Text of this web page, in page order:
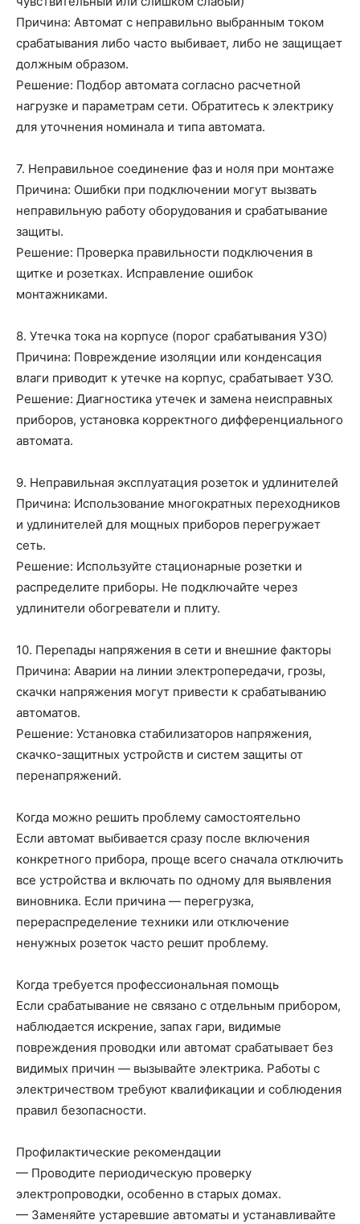
Причина: Автомат с неправильно выбранным током
срабатывания либо часто выбивает, либо не защищает
должным образом.
Решение: Подбор автомата согласно расчетной
нагрузке и параметрам сети. Обратитесь к электрику
для уточнения номинала и типа автомата.
7. Неправильное соединение фаз и ноля при монтаже
Причина: Ошибки при подключении могут вызвать
неправильную работу оборудования и срабатывание
защиты.
Решение: Проверка правильности подключения в
щитке и розетках. Исправление ошибок
монтажниками.
8. Утечка тока на корпусе (порог срабатывания УЗО)
Причина: Повреждение изоляции или конденсация
влаги приводит к утечке на корпус, срабатывает УЗО.
Решение: Диагностика утечек и замена неисправных
приборов, установка корректного дифференциального
автомата.
9. Неправильная эксплуатация розеток и удлинителей
Причина: Использование многократных переходников
и удлинителей для мощных приборов перегружает
сеть.
Решение: Используйте стационарные розетки и
распределите приборы. Не подключайте через
удлинители обогреватели и плиту.
10. Перепады напряжения в сети и внешние факторы
Причина: Аварии на линии электропередачи, грозы,
скачки напряжения могут привести к срабатыванию
автоматов.
Решение: Установка стабилизаторов напряжения,
скачко-защитных устройств и систем защиты от
перенапряжений.
Когда можно решить проблему самостоятельно
Если автомат выбивается сразу после включения
конкретного прибора, проще всего сначала отключить
все устройства и включать по одному для выявления
виновника. Если причина — перегрузка,
перераспределение техники или отключение
ненужных розеток часто решит проблему.
Когда требуется профессиональная помощь
Если срабатывание не связано с отдельным прибором,
наблюдается искрение, запах гари, видимые
повреждения проводки или автомат срабатывает без
видимых причин — вызывайте электрика. Работы с
электричеством требуют квалификации и соблюдения
правил безопасности.
Профилактические рекомендации
— Проводите периодическую проверку
электропроводки, особенно в старых домах.
— Заменяйте устаревшие автоматы и устанавливайте